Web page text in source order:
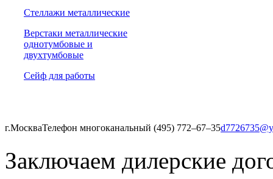
Стеллажи металлические
Верстаки металлические
однотумбовые и
двухтумбовые
Сейф для работы
г.МоскваТелефон многоканальный (495) 772‒67‒35
Заключаем дилерские